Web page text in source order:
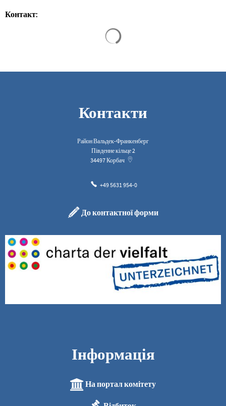
Контакт:
Контакти
Район Вальдек-Франкенберг
Південне кільце 2
34497Корбач
+49 5631 954-0
До контактної форми
Інформація
На портал комітету